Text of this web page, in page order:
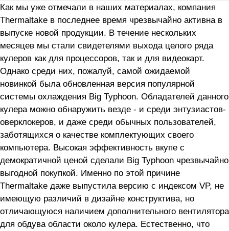
Как мы уже отмечали в наших материалах, компания
Thermaltake в последнее время чрезвычайно активна в
выпуске новой продукции. В течение нескольких
месяцев мы стали свидетелями выхода целого ряда
кулеров как для процессоров, так и для видеокарт.
Однако среди них, пожалуй, самой ожидаемой
новинкой была обновленная версия популярной
системы охлаждения Big Typhoon. Обладателей данного
кулера можно обнаружить везде - и среди энтузиастов-
оверклокеров, и даже среди обычных пользователей,
заботящихся о качестве комплектующих своего
компьютера. Высокая эффективность вкупе с
демократичной ценой сделали Big Typhoon чрезвычайно
выгодной покупкой. Именно по этой причине
Thermaltake даже выпустила версию с индексом VP, не
имеющую различий в дизайне конструктива, но
отличающуюся наличием дополнительного вентилятора
для обдува области около кулера. Естественно, что